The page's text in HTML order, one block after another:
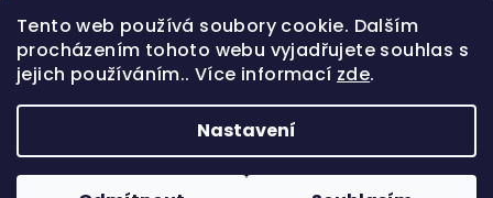
Tento web používá soubory cookie. Dalším
procházením tohoto webu vyjadřujete souhlas s
jejich používáním.. Více informací zde.
Nastavení
info@beerbutik.cz
+420 606 123 111
vyhrazena.